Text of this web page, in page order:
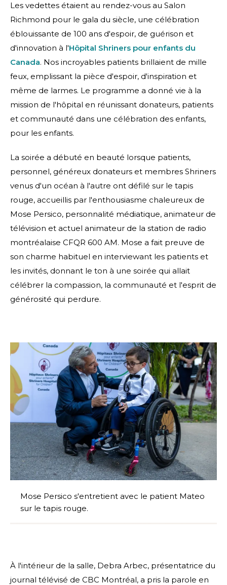
Les vedettes étaient au rendez-vous au Salon
Richmond pour le gala du siècle, une célébration
éblouissante de 100 ans d'espoir, de guérison et
d'innovation à l'Hôpital Shriners pour enfants du
Canada. Nos incroyables patients brillaient de mille
feux, emplissant la pièce d'espoir, d'inspiration et
même de larmes. Le programme a donné vie à la
mission de l'hôpital en réunissant donateurs, patients
et communauté dans une célébration des enfants,
pour les enfants.
La soirée a débuté en beauté lorsque patients,
personnel, généreux donateurs et membres Shriners
venus d'un océan à l'autre ont défilé sur le tapis
rouge, accueillis par l'enthousiasme chaleureux de
Mose Persico, personnalité médiatique, animateur de
télévision et actuel animateur de la station de radio
montréalaise CFQR 600 AM. Mose a fait preuve de
son charme habituel en interviewant les patients et
les invités, donnant le ton à une soirée qui allait
célébrer la compassion, la communauté et l'esprit de
générosité qui perdure.
Mose Persico s'entretient avec le patient Mateo
sur le tapis rouge.
À l'intérieur de la salle, Debra Arbec, présentatrice du
journal télévisé de CBC Montréal, a pris la parole en